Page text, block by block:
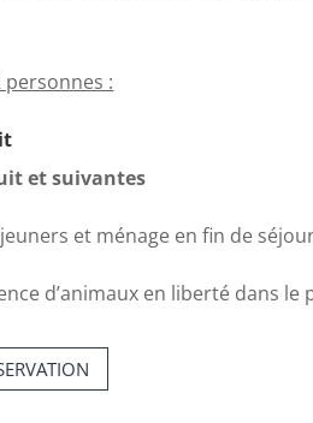
personnes :
et suivantes
et ménage en fin de
d’animaux en liberté dans le